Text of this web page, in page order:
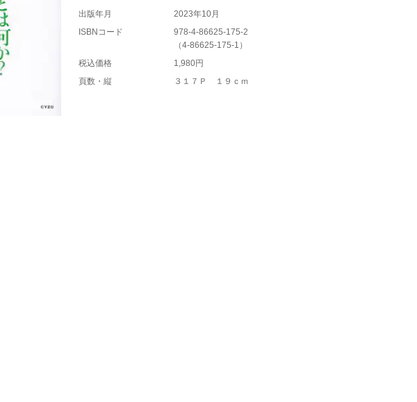
出版年月
2023年10月
ISBNコード
978-4-86625-175-2
（4-86625-175-1 ）
税込価格
1,980円
頁数・縦
３１７Ｐ １９ｃｍ